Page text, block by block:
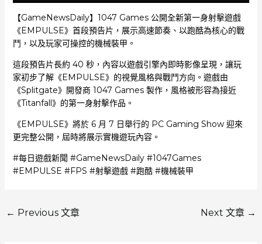
【GameNewsDaily】1047 Games 公開全新第一身射擊遊戲
《EMPULSE》首段預告片，展示高速節奏、以跑酷為核心的戰
鬥，以及玩家可操控的機械裝甲。
這段預告片長約 40 秒，內容以遊戲引擎內即時影像呈現，讓玩
家初步了解《EMPULSE》的視覺風格與戰鬥方向。遊戲由
《Splitgate》開發商 1047 Games 製作，風格被形容為接近
《Titanfall》的第一身射擊作品。
《EMPULSE》將於 6 月 7 日舉行的 PC Gaming Show 迎來
更完整公開，屆時將展示實機遊玩內容。
#每日遊戲新聞 #GameNewsDaily #1047Games
#EMPULSE #FPS #射擊遊戲 #跑酷 #機械裝甲
← Previous 文章 Next 文章 →